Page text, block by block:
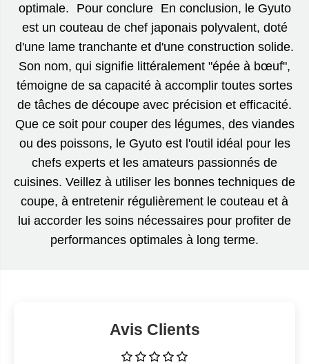
optimale. Pour conclure En conclusion, le Gyuto
est un couteau de chef japonais polyvalent, doté
d'une lame tranchante et d'une construction solide.
Son nom, qui signifie littéralement "épée à bœuf",
témoigne de sa capacité à accomplir toutes sortes
de tâches de découpe avec précision et efficacité.
Que ce soit pour couper des légumes, des viandes
ou des poissons, le Gyuto est l'outil idéal pour les
chefs experts et les amateurs passionnés de
cuisines. Veillez à utiliser les bonnes techniques de
coupe, à entretenir régulièrement le couteau et à
lui accorder les soins nécessaires pour profiter de
performances optimales à long terme.
Avis Clients